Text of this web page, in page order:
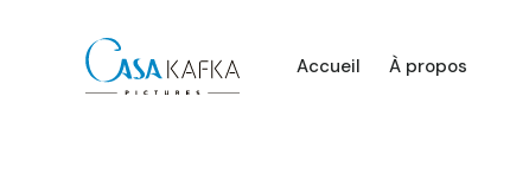
Accueil À propos